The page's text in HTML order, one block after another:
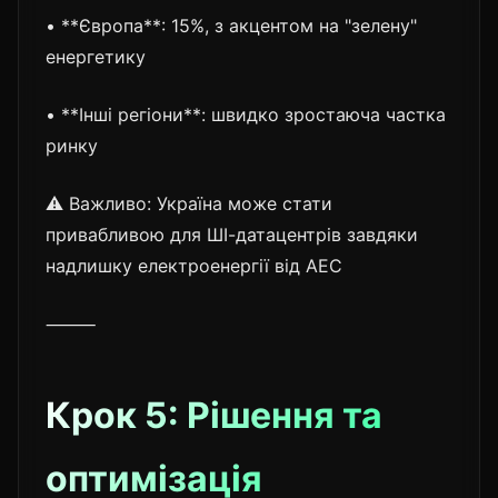
• **Європа**: 15%, з акцентом на "зелену"
енергетику
• **Інші регіони**: швидко зростаюча частка
ринку
⚠️ Важливо: Україна може стати
привабливою для ШІ-датацентрів завдяки
надлишку електроенергії від АЕС
⸻
Крок 5: Рішення та
оптимізація